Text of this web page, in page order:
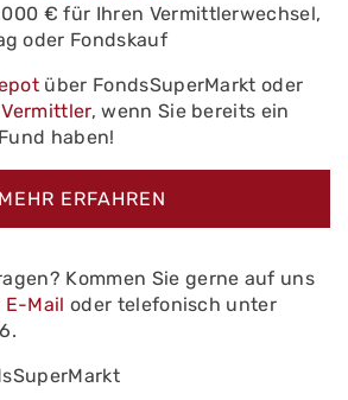
€ für Ihren Vermittlerwechsel,
oder Fondskauf
über FondsSuperMarkt oder
, wenn Sie bereits ein
haben!
MEHR ERFAHREN
Kommen Sie gerne auf uns
E-Mail oder telefonisch unter